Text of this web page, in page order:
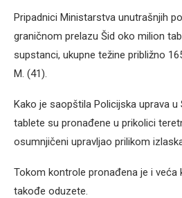
Pripadnici Ministarstva unutrašnjih
graničnom prelazu Šid oko milion
supstanci, ukupne težine približno
M. (41).
Kako je saopštila Policijska uprava u
tablete su pronađene u prikolici
osumnjičeni upravljao prilikom
Tokom kontrole pronađena je i veća
takođe oduzete.